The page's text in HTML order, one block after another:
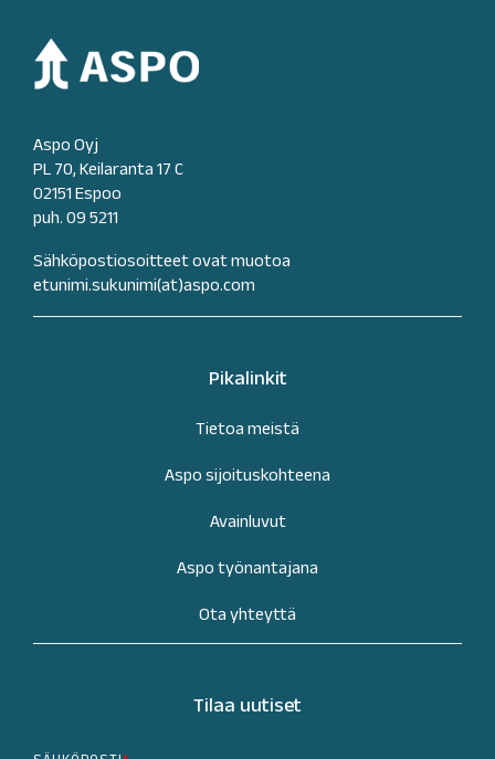
Aspo Oyj
PL 70, Keilaranta 17 C
02151 Espoo
puh. 09 5211
Sähköpostiosoitteet ovat muotoa
etunimi.sukunimi(at)aspo.com
Pikalinkit
Tietoa meistä
Aspo sijoituskohteena
Avainluvut
Aspo työnantajana
Ota yhteyttä
Tilaa uutiset